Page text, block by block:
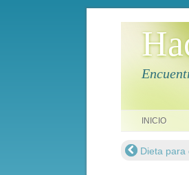
INICIO
Dieta para